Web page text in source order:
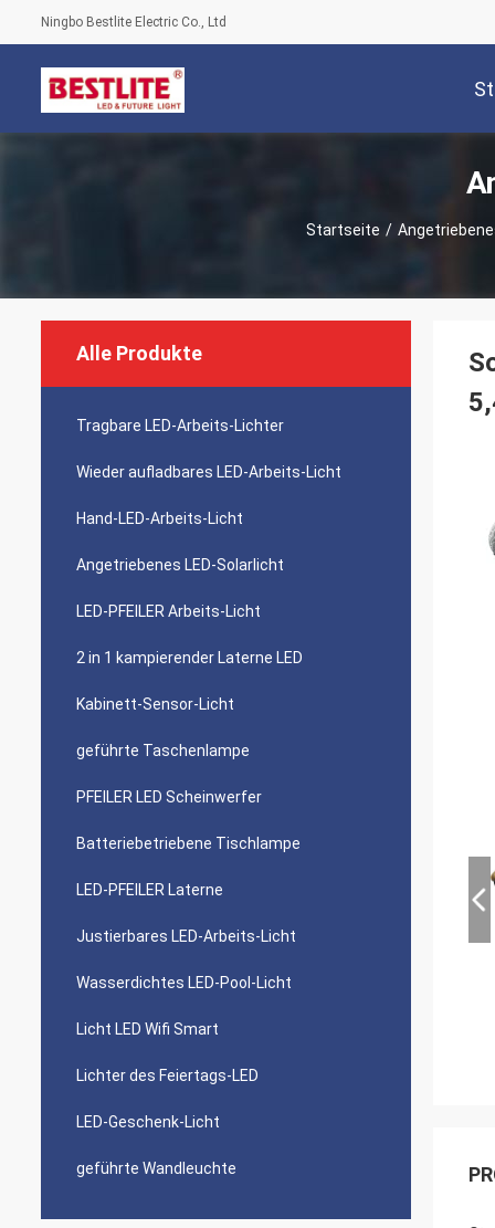
Ningbo Bestlite Electric Co., Ltd
Startseite /
Alle Produkte
Tragbare LED-Arbeits-Lichter
Wieder aufladbares LED-Arbeits-Licht
Hand-LED-Arbeits-Licht
Angetriebenes LED-Solarlicht
LED-PFEILER Arbeits-Licht
2 in 1 kampierender Laterne LED
Kabinett-Sensor-Licht
geführte Taschenlampe
PFEILER LED Scheinwerfer
Batteriebetriebene Tischlampe
LED-PFEILER Laterne
Justierbares LED-Arbeits-Licht
Wasserdichtes LED-Pool-Licht
Licht LED Wifi Smart
Lichter des Feiertags-LED
LED-Geschenk-Licht
geführte Wandleuchte